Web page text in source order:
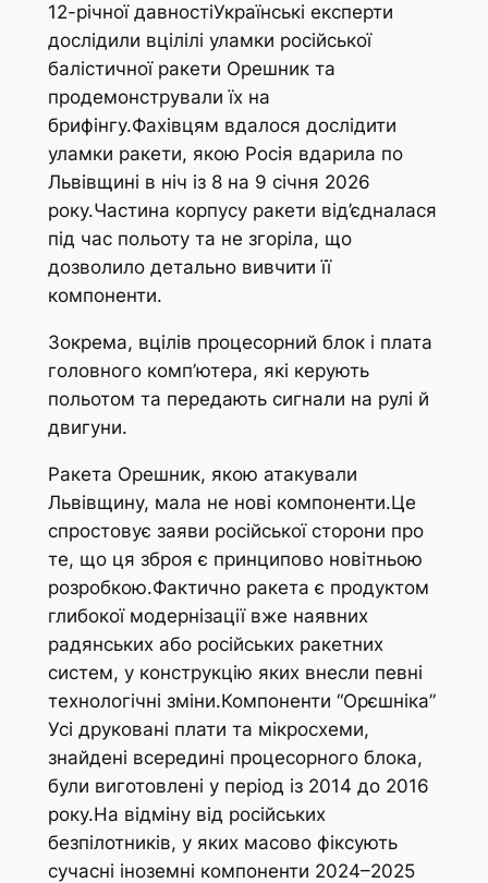
12-річної давностіУкраїнські експерти
дослідили вцілілі уламки російської
балістичної ракети Орешник та
продемонстрували їх на
брифінгу.Фахівцям вдалося дослідити
уламки ракети, якою Росія вдарила по
Львівщині в ніч із 8 на 9 січня 2026
року.Частина корпусу ракети від’єдналася
під час польоту та не згоріла, що
дозволило детально вивчити її
компоненти.
Зокрема, вцілів процесорний блок і плата
головного комп’ютера, які керують
польотом та передають сигнали на рулі й
двигуни.
Ракета Орешник, якою атакували
Львівщину, мала не нові компоненти.Це
спростовує заяви російської сторони про
те, що ця зброя є принципово новітньою
розробкою.Фактично ракета є продуктом
глибокої модернізації вже наявних
радянських або російських ракетних
систем, у конструкцію яких внесли певні
технологічні зміни.Компоненти “Орєшніка”
Усі друковані плати та мікросхеми,
знайдені всередині процесорного блока,
були виготовлені у період із 2014 до 2016
року.На відміну від російських
безпілотників, у яких масово фіксують
сучасні іноземні компоненти 2024–2025